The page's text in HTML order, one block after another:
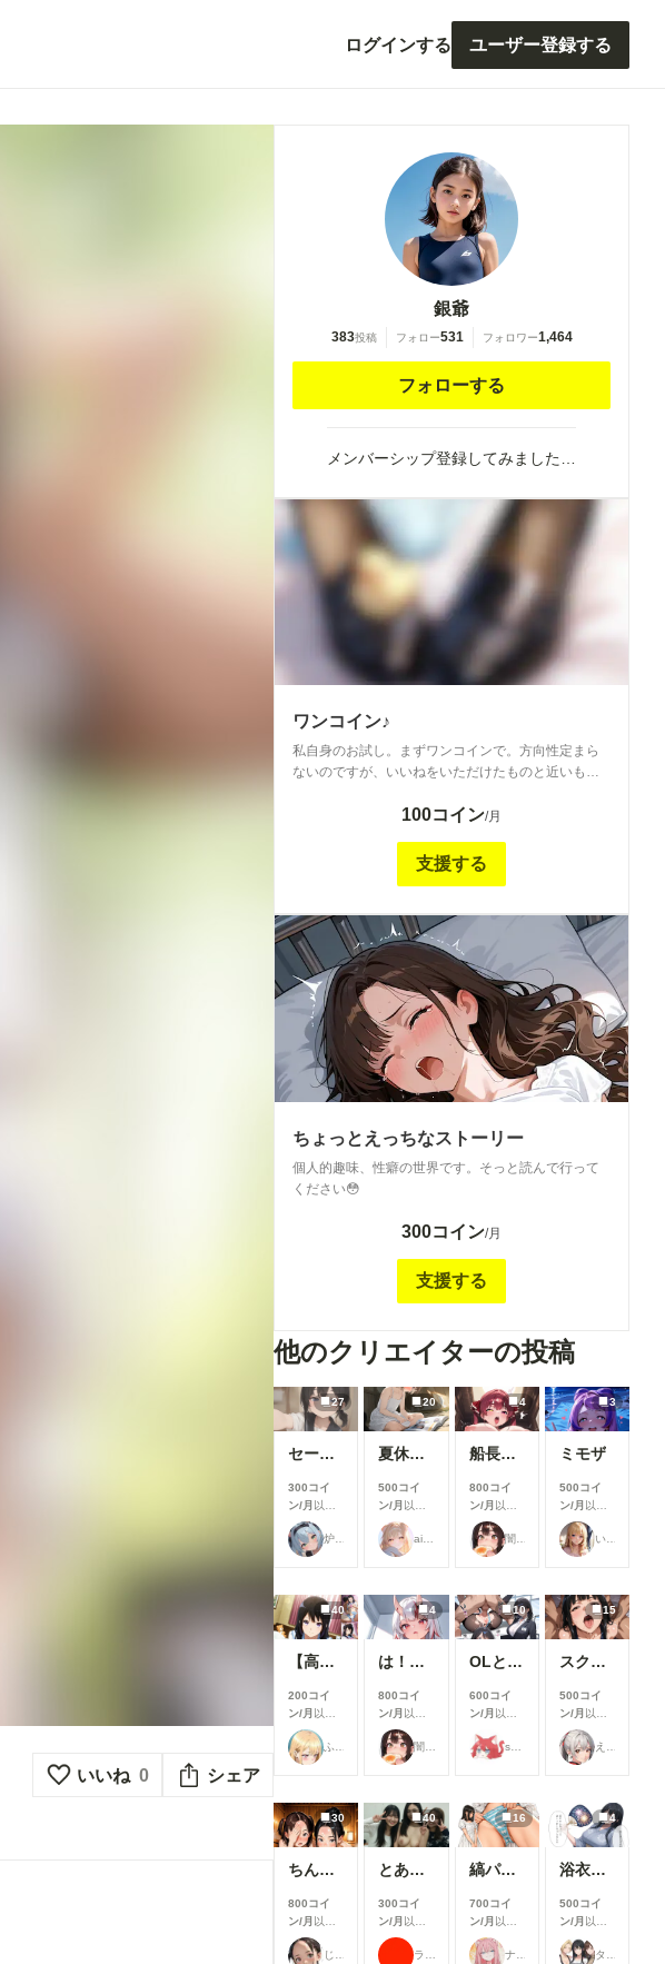
ログインする ユーザー登録する
いいね 0 シェア
銀爺
383投稿 フォロー531 フォロワー1,464
フォローする
メンバーシップ登録してみました…
ワンコイン♪
私自身のお試し。まずワンコインで。方向性定まら
ないのですが、いいねをいただけたものと近いもの
ォト 誰もが思う？綺麗にできた子を見てもらいたい
か。 通常投稿でディリーに過ぎ去っていく儚さをと
どめておきたいという複雑な気持ちの逃がし場所と
入れるようにします(8/12から) ・R15、R18イラス
ト。性癖を赤裸々に全体公開する事に少しためらい
があるので。こちらに。 ※ロリとかもあるので嫌悪
感のある方はご注意ください。 こんな見てもらいた
いのか見られたくないのかわからない面倒くさいプ
ランです😂
100コイン/月
支援する
ちょっとえっちなストーリー
個人的趣味、性癖の世界です。そっと読んで行って
ください😳
300コイン/月
支援する
他のクリエイターの投稿
27
セーラーちゃんと先生 26-08-04
300コイ
ン/月 以上
支援すると
見ることが
できます
20
夏休みに覚えたこと
500コイ
ン/月 以上
支援すると
見ることが
できます
4
船長のズボズボおなにー♪
800コイ
ン/月 以上
支援すると
見ることが
できます
3
ミモザ
500コイ
ン/月 以上
支援すると
見ることが
できます
いち
40
【高坂麗奈】自分の部屋に彼氏を呼んで・・・
200コイ
ン/月 以上
支援すると
見ることが
できます
4
は！余何も着てなかった！w
800コイ
ン/月 以上
支援すると
見ることが
できます
10
OLとエッチ
600コイ
ン/月 以上
見ることが
shu_mohe_R18
15
スク水幸奈 やっぱりえっちな・・・ S-514
500コイ
ン/月 以上
支援すると
見ることが
できます
30
ちんちん見つけた！
800コイ
ン/月 以上
支援すると
見ることが
40
とある女子大の仲良しグループの日常風景
300コイ
ン/月 以上
支援すると
見ることが
16
縞パンと陰毛とか
700コイ
ン/月 以上
支援すると
見ることが
4
浴衣で性行為を楽しむタワマン妻【山口明香里】編
500コイ
ン/月 以上
支援すると
見ることが